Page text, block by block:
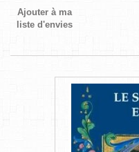
Ajouter à ma
liste d'envies